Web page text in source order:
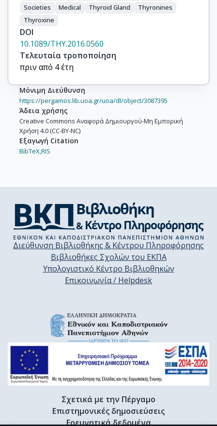
Societies
Medical Thyroid Gland
Thyronines
Thyroxine
DOI
10.1089/THY.2016.0560
Τελευταία τροποποίηση
πριν από 4 έτη
Μόνιμη Διεύθυνση
https://pergamos.lib.uoa.gr/uoa/dl/object/3087395
Άδεια χρήσης
Creative Commons Αναφορά Δημιουργού-Μη Εμπορική
Χρήση 4.0 (CC-BY-NC)
Εξαγωγή Citation
BibTeX, RIS
Διεύθυνση Βιβλιοθήκης & Κέντρου Πληροφόρησης
Βιβλιοθήκες Σχολών του ΕΚΠΑ
Υπολογιστικό Κέντρο Βιβλιοθηκών
Επικοινωνία / Helpdesk
Σχετικά με την Πέργαμο
Επιστημονικές δημοσιεύσεις
Ερευνητικά δεδομένα